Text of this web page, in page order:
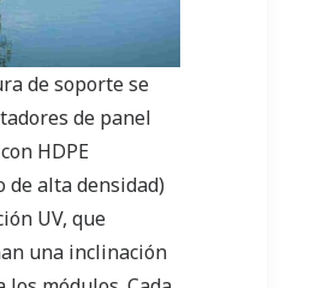
de soporte se
de panel
HDPE
alta densidad)
UV, que
una inclinación